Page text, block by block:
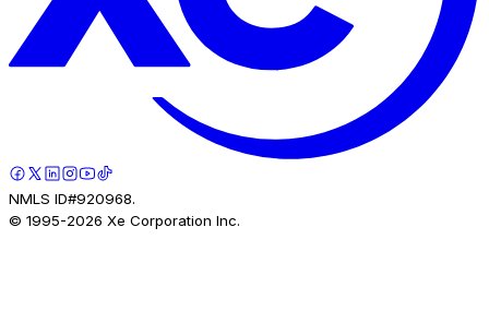
NMLS ID#920968.
© 1995-2026 Xe Corporation Inc.